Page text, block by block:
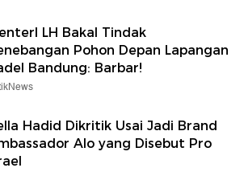
LH Bakal Tindak
Pohon Depan Lapangan
Bandung: Barbar!
Hadid Dikritik Usai Jadi Brand
Alo yang Disebut Pro